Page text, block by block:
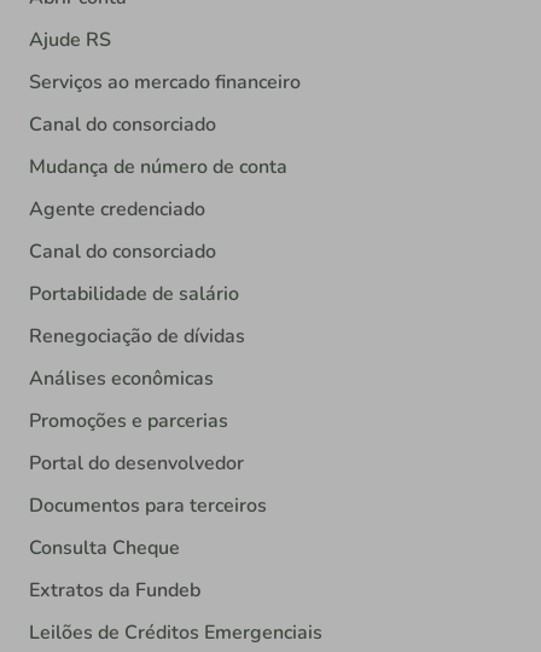
Ajude RS
Serviços ao mercado financeiro
Canal do consorciado
Mudança de número de conta
Agente credenciado
Canal do consorciado
Portabilidade de salário
Renegociação de dívidas
Análises econômicas
Promoções e parcerias
Portal do desenvolvedor
Documentos para terceiros
Consulta Cheque
Extratos da Fundeb
Leilões de Créditos Emergenciais